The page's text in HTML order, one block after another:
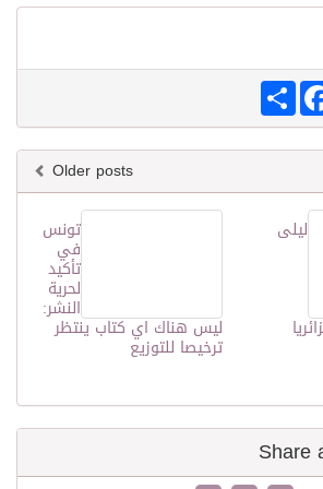
Share
Older posts
تونس
في
تأكيد
لحرية
النشر:
ليس هناك اي كتاب ينتظر
ترخيصا للتوزيع
ليلى